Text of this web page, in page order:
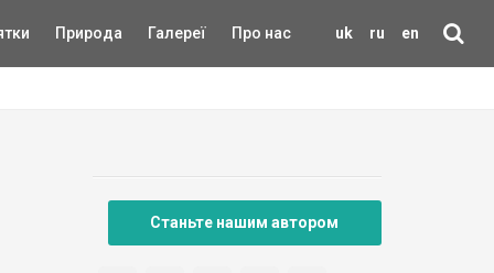
uk ru en
Природа Галереї Про нас
Станьте нашим автором